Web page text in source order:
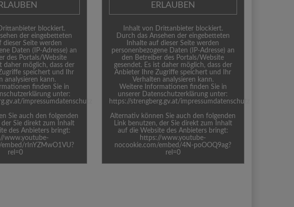
blockiert.
der eingebetteten
dieser Seite werden
Daten (IP-Adresse) an
des Portals/Website
daher möglich, dass der
speichert und Ihr
analysieren kann.
finden Sie in
unter:
impressumdatenschutz
Sie auch den folgenden
der Sie direkt zum Inhalt
des Anbieters bringt:
www.youtube-
rInYZMwO1VU?
rel=0
ERLAUBEN
Inhalt von Drittanbieter blockiert.
Durch das Ansehen der eingebetteten
Inhalte auf dieser Seite werden
personenbezogene Daten (IP-Adresse) an
den Betreiber des Portals/Website
gesendet. Es ist daher möglich, dass der
Anbieter Ihre Zugriffe speichert und Ihr
Verhalten analysieren kann.
Weitere Informationen finden Sie in
unserer Datenschutzerklärung unter:
https://strengberg.gv.at/impressumdatenschutz
Alternativ können Sie auch den folgenden
Link benutzen, der Sie direkt zum Inhalt
auf die Website des Anbieters bringt:
https://www.youtube-
nocookie.com/embed/4N-poOOQ9ag?
rel=0